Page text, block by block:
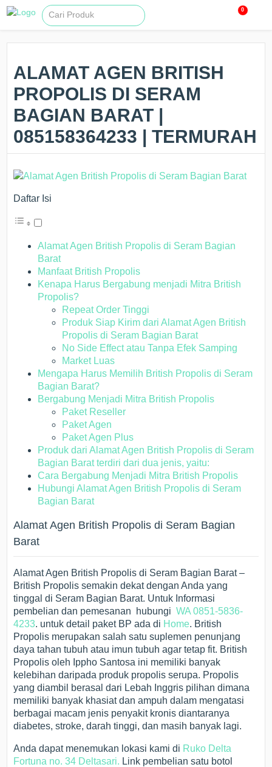
0
ALAMAT AGEN BRITISH
PROPOLIS DI SERAM
BAGIAN BARAT |
085158364233 | TERMURAH
Daftar Isi
Alamat Agen British Propolis di Seram Bagian
Barat
Manfaat British Propolis
Kenapa Harus Bergabung menjadi Mitra British
Propolis?
Repeat Order Tinggi
Produk Siap Kirim dari Alamat Agen British
Propolis di Seram Bagian Barat
No Side Effect atau Tanpa Efek Samping
Market Luas
Mengapa Harus Memilih British Propolis di Seram
Bagian Barat?
Bergabung Menjadi Mitra British Propolis
Paket Reseller
Paket Agen
Paket Agen Plus
Produk dari Alamat Agen British Propolis di Seram
Bagian Barat terdiri dari dua jenis, yaitu:
Cara Bergabung Menjadi Mitra British Propolis
Hubungi Alamat Agen British Propolis di Seram
Bagian Barat
Alamat Agen British Propolis di Seram Bagian
Barat
Alamat Agen British Propolis di Seram Bagian Barat –
British Propolis semakin dekat dengan Anda yang
tinggal di Seram Bagian Barat. Untuk Informasi
pembelian dan pemesanan hubungiWA 0851-5836-
4233. untuk detail paket BP ada di Home. British
Propolis merupakan salah satu suplemen penunjang
daya tahan tubuh atau imun tubuh agar tetap fit. British
Propolis oleh Ippho Santosa ini memiliki banyak
kelebihan daripada produk propolis serupa. Propolis
yang diambil berasal dari Lebah Inggris pilihan dimana
memiliki banyak khasiat dan ampuh dalam mengatasi
berbagai macam jenis penyakit kronis diantaranya
diabetes, stroke, darah tinggi, dan masih banyak lagi.
Anda dapat menemukan lokasi kami di Ruko Delta
Fortuna no. 34 Deltasari. Link pembelian satu botol